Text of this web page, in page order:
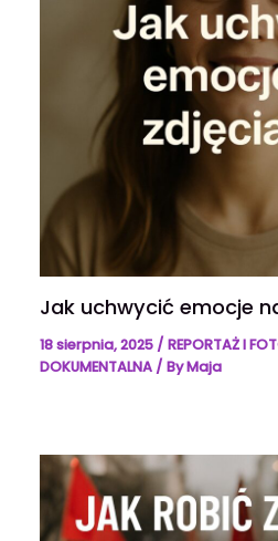
Jak uchwycić emocje
18 sierpnia, 2025 /REPORTAŻ I
DOKUMENTALNA / ByMaja